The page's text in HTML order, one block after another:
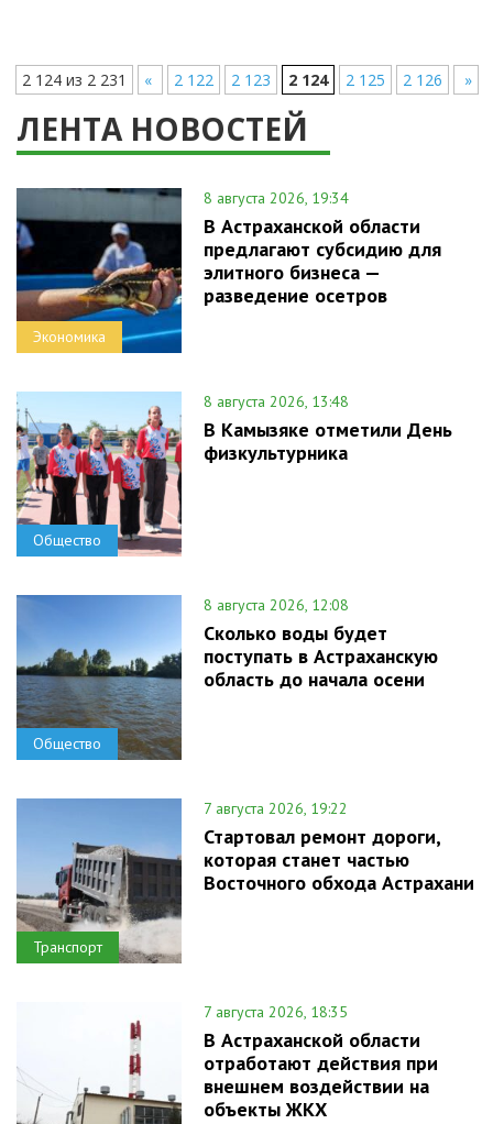
2 124 из 2 231 « 2 122 2 123 2 124 2 125 2 126 »
ЛЕНТА НОВОСТЕЙ
Экономика
8 августа 2026, 19:34
В Астраханской области
предлагают субсидию для
элитного бизнеса —
разведение осетров
Общество
8 августа 2026, 13:48
В Камызяке отметили День
физкультурника
Общество
8 августа 2026, 12:08
Сколько воды будет
поступать в Астраханскую
область до начала осени
Транспорт
7 августа 2026, 19:22
Стартовал ремонт дороги,
которая станет частью
Восточного обхода Астрахани
7 августа 2026, 18:35
В Астраханской области
отработают действия при
внешнем воздействии на
объекты ЖКХ